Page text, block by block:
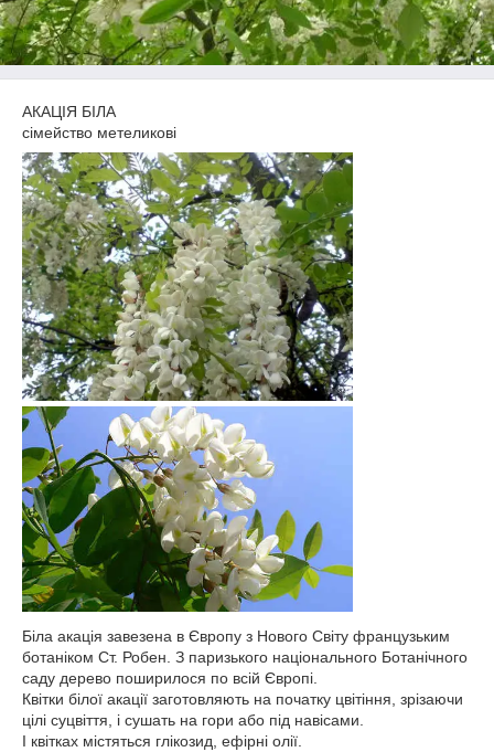
АКАЦІЯ БІЛА
сімейство метеликові
Біла акація завезена в Європу з Нового Світу французьким
ботаніком Ст. Робен. З паризького національного Ботанічного
саду дерево поширилося по всій Європі.
Квітки білої акації заготовляють на початку цвітіння, зрізаючи
цілі суцвіття, і сушать на гори або під навісами.
І квітках містяться глікозид, ефірні олії.